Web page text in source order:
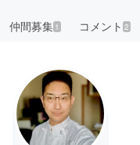
仲間募集 1 コメント 2